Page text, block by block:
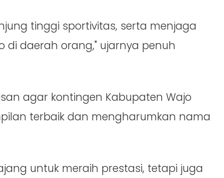
tinggi sportivitas, serta menjaga
di daerah orang," ujarnya penuh
agar kontingen Kabupaten Wajo
terbaik dan mengharumkan nama
untuk meraih prestasi, tetapi juga